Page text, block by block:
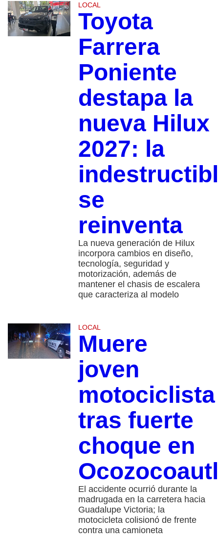
LOCAL
Toyota
Farrera
Poniente
destapa la
nueva Hilux
2027: la
se
reinventa
La nueva generación de Hilux
incorpora cambios en diseño,
tecnología, seguridad y
motorización, además de
mantener el chasis de escalera
que caracteriza al modelo
LOCAL
Muere
joven
motociclista
tras fuerte
choque en
El accidente ocurrió durante la
madrugada en la carretera hacia
Guadalupe Victoria; la
motocicleta colisionó de frente
contra una camioneta